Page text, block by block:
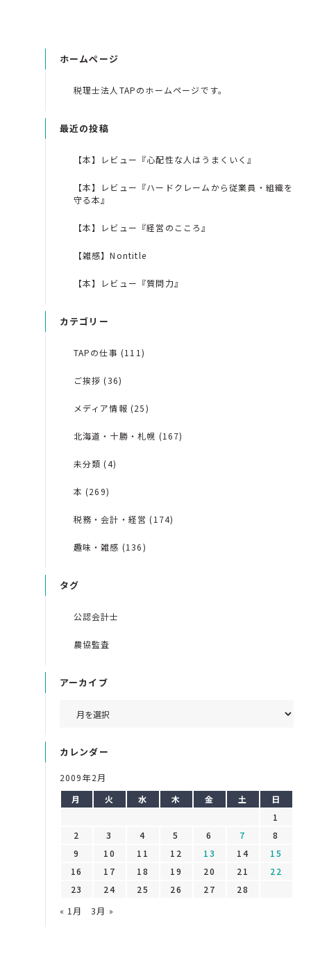
ホームページ
税理士法人TAPのホームページです。
最近の投稿
【本】レビュー『心配性な人はうまくいく』
【本】レビュー『ハードクレームから従業員・組織を
守る本』
【本】レビュー『経営のこころ』
【雑感】Nontitle
【本】レビュー『質問力』
カテゴリー
TAPの仕事 (111)
ご挨拶 (36)
メディア情報 (25)
北海道・十勝・札幌 (167)
未分類 (4)
本 (269)
税務・会計・経営 (174)
趣味・雑感 (136)
タグ
公認会計士
農協監査
アーカイブ
カレンダー
2009年2月
月
火 水 木 金 土
日
1
2
3 4 5 6 7
8
9
10 11 12 13 14
15
16
17 18 19 20 21
22
23
24 25 26 27
28
« 1月
3月 »